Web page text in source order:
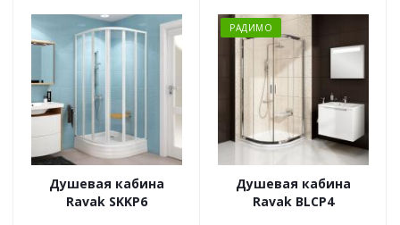
Душевая кабина
Ravak SKKP6
РАДИМО
Душевая кабина
Ravak BLCP4